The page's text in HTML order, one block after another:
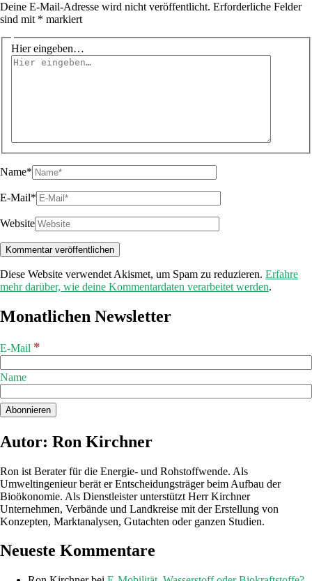
Deine E-Mail-Adresse wird nicht veröffentlicht. Erforderliche Felder
sind mit * markiert
Hier eingeben…
Name*
E-Mail*
Website
Diese Website verwendet Akismet, um Spam zu reduzieren. Erfahre
mehr darüber, wie deine Kommentardaten verarbeitet werden.
Monatlichen Newsletter
E-Mail *
Name
Autor: Ron Kirchner
Ron ist Berater für die Energie- und Rohstoffwende. Als
Umweltingenieur berät er Entscheidungsträger beim Aufbau der
Bioökonomie. Als Dienstleister unterstützt Herr Kirchner
Unternehmen, Verbände und Landkreise mit der Erstellung von
Konzepten, Marktanalysen, Gutachten oder ganzen Studien.
Neueste Kommentare